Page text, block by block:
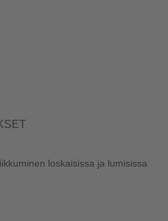
loskaisissa ja lumisissa